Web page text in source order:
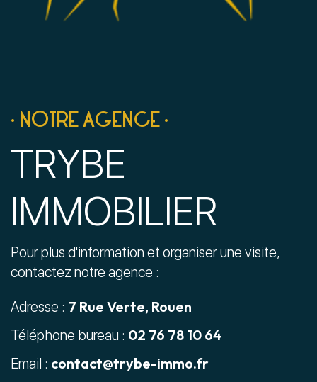
• NOTRE AGENCE •
TRYBE
IMMOBILIER
Pour plus d'information et organiser une visite,
contactez notre agence :
Adresse : 7 Rue Verte, Rouen
Téléphone bureau : 02 76 78 10 64
Email : contact@trybe-immo.fr